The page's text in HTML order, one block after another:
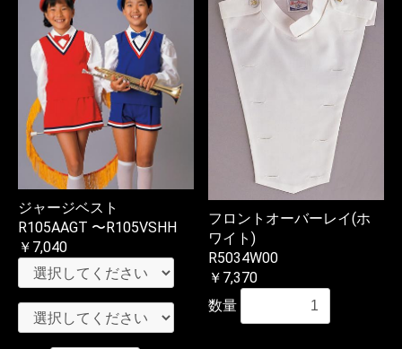
ジャージベスト
R105AAGT 〜R105VSHH
￥7,040
フロントオーバーレイ(ホ
ワイト)
R5034W00
￥7,370
数量